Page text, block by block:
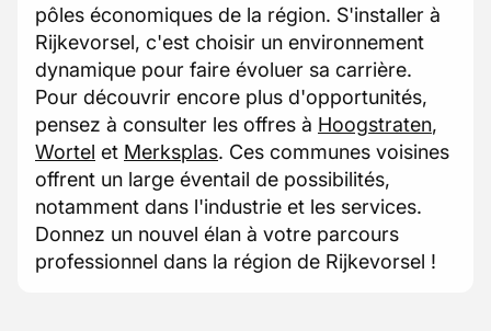
pôles économiques de la région. S'installer à
Rijkevorsel, c'est choisir un environnement
dynamique pour faire évoluer sa carrière.
Pour découvrir encore plus d'opportunités,
pensez à consulter les offres à Hoogstraten,
Wortel et Merksplas. Ces communes voisines
offrent un large éventail de possibilités,
notamment dans l'industrie et les services.
Donnez un nouvel élan à votre parcours
professionnel dans la région de Rijkevorsel !